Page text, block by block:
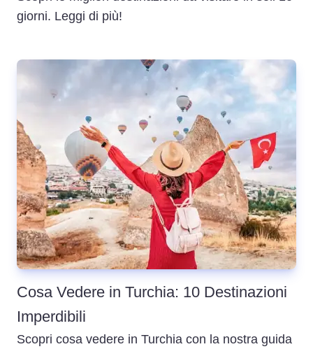
giorni. Leggi di più!
Cosa Vedere in Turchia: 10 Destinazioni
Imperdibili
Scopri cosa vedere in Turchia con la nostra guida